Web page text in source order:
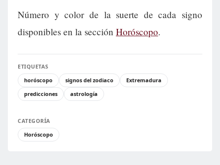
Número y color de la suerte de cada signo
disponibles en la sección Horóscopo.
ETIQUETAS
horóscopo
signos del zodiaco
Extremadura
predicciones
astrología
CATEGORÍA
Horóscopo